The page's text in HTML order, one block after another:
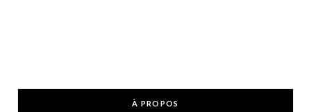
À PROPOS